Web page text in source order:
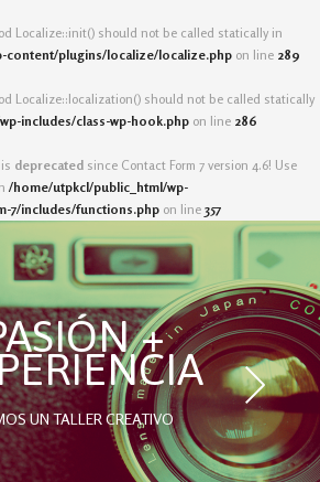
Localize::init() should not be called statically in
content/plugins/localize/localize.php on line 289
Localize::localization() should not be called statically
includes/class-wp-hook.php on line 286
deprecated since Contact Form 7 version 4.6! Use
/home/utpkcl/public_html/wp-
7/includes/functions.php on line 357